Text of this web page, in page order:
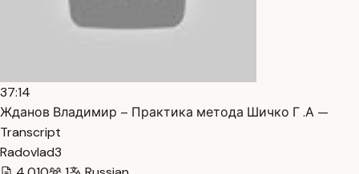
37:14
Жданов Владимир – Практика метода Шичко Г .А —
Transcript
Radovlad3